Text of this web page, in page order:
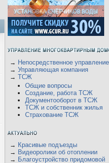
→ Непосредственное управление
→ Управляющая компания
→ ТСЖ
Общие вопросы
Создание, работа ТСЖ
Документооборот в ТСЖ
ТСЖ и собственник жилья
Страхование ТСЖ
→ Красивые подъезды
→ Видеоролики об отоплении
→ Благоустройство придомовой